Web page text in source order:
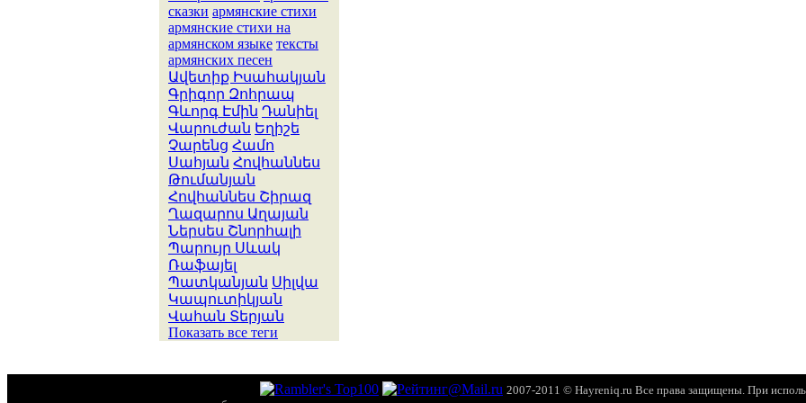
сказки армянские стихи
армянские стихи на
армянском языке тексты
армянских песен
Ավետիք Իսահակյան
Գրիգոր Զոհրապ
Գևորգ Էմին Դանիել
Վարուժան Եղիշե
Չարենց Համո
Սահյան Հովհաննես
Թումանյան
Հովհաննես Շիրազ
Ղազարոս Աղայան
Ներսես Շնորհալի
Պարույր Սևակ
Ռաֆայել
Պատկանյան Սիլվա
Կապուտիկյան
Վահան Տերյան
Показать все теги
2007-2011 © Hayreniq.ru Все права защищены. При